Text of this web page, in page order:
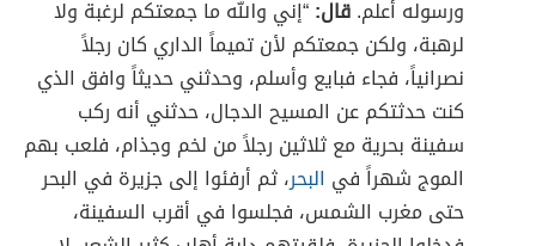
ورسوله أعلم.قال:“إني والله ما جمعتكم لرغبة ولا
لرهبة، ولكن جمعتكم لأن تميماً الداري كان رجلاً
نصرانياً، فجاء فبايع وأسلم، وحدثني حديثاً وافق الذي
كنت حدثتكم عن المسيح الدجال، حدثني أنه ركب
سفينة بحرية مع ثلاثين رجلاً من لخم وجذام، فلعب بهم
الموج شهراً في البحر، ثم أرفئوا إلى جزيرة في البحر
حتى مغرب الشمس، فجلسوا في أقرب السفينة،